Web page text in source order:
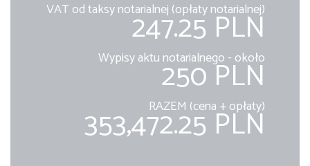
VAT od taksy notarialnej (opłaty notarialnej)
247.25 PLN
Wypisy aktu notarialnego - około
250 PLN
RAZEM (cena + opłaty)
353,472.25 PLN